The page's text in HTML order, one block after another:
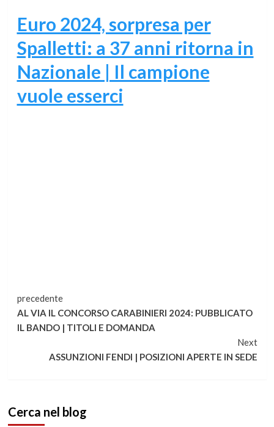
Euro 2024, sorpresa per
Spalletti: a 37 anni ritorna in
Nazionale | Il campione
vuole esserci
Continua
a
leggere
precedente
AL VIA IL CONCORSO CARABINIERI 2024: PUBBLICATO
IL BANDO | TITOLI E DOMANDA
Next
ASSUNZIONI FENDI | POSIZIONI APERTE IN SEDE
Cerca nel blog